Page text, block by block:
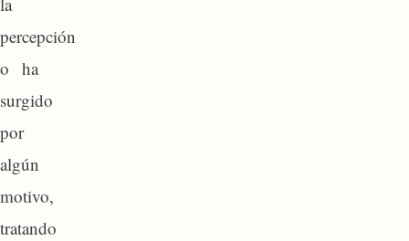
percepción
o ha
surgido
por
algún
motivo,
tratando